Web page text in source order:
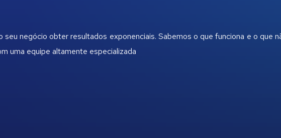
negócio obter resultados exponenciais. Sabemos o que funciona e o que
uma equipe altamente especializada